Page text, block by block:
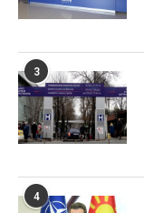
3
4